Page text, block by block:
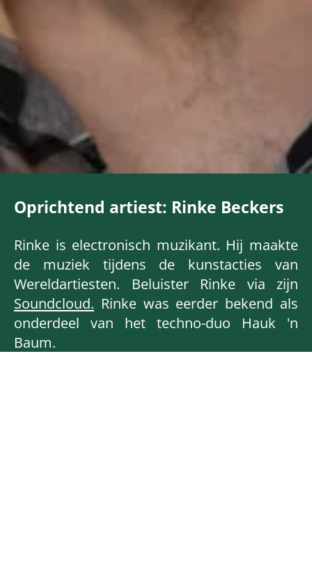
Oprichtend artiest: Rinke Beckers
Rinke is electronisch muzikant. Hij maakte
de muziek tijdens de kunstacties van
Wereldartiesten. Beluister Rinke via zijn
Soundcloud. Rinke was eerder bekend als
onderdeel van het techno-duo Hauk 'n
Baum.